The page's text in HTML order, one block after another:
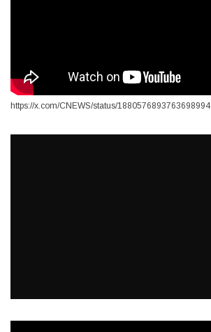
https://x.com/CNEWS/status/1880576893763698994